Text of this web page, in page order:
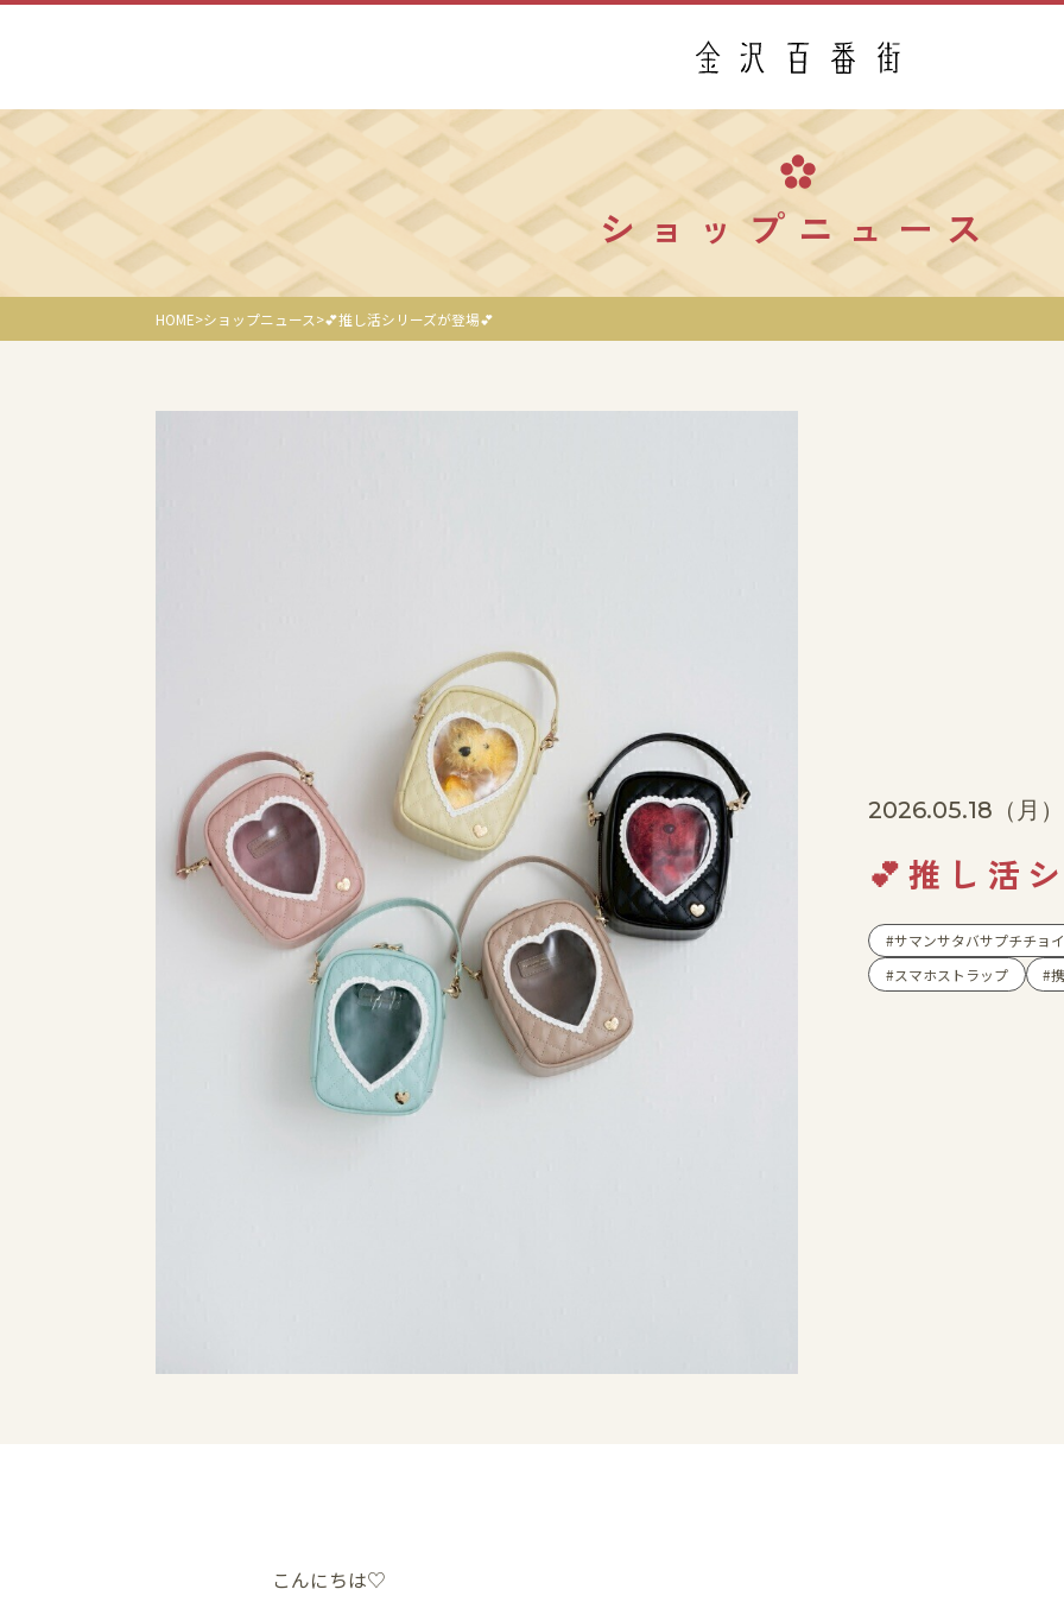
ショップニュース
HOME ショップニュース 💕推し活シリーズが登場💕
2026.05.18 （月）
💕推し活
サマンサタバサプチチョ
スマホストラップ
こんにちは♡